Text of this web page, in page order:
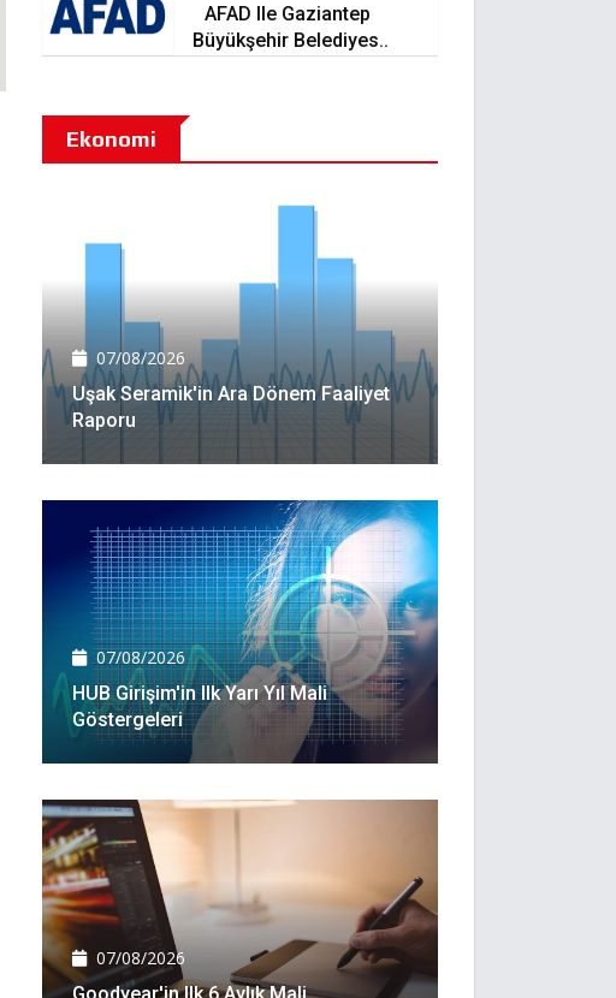
AFAD Ile Gaziantep
Büyükşehir Belediyes..
Ekonomi
07/08/2026
Uşak Seramik'in Ara Dönem Faaliyet
Raporu
07/08/2026
HUB Girişim'in Ilk Yarı Yıl Mali
Göstergeleri
07/08/2026